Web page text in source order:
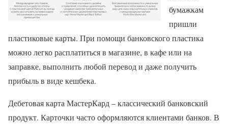
бумажкам
пришли
пластиковые карты. При помощи банковского пластика
можно легко расплатиться в магазине, в кафе или на
заправке, выполнить любой перевод и даже получить
прибыль в виде кешбека.
Дебетовая карта МастерКард – классический банковский
продукт. Карточки часто оформляются клиентами банков. В